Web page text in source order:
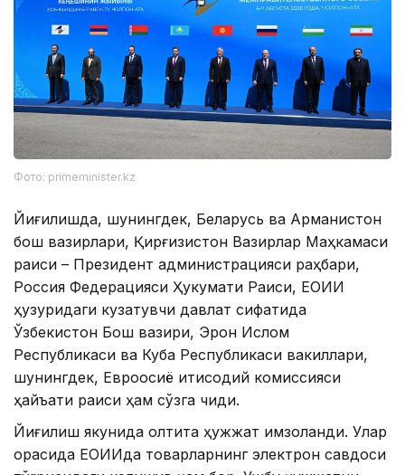
Фото: primeminister.kz
Йиғилишда, шунингдек, Беларусь ва Арманистон
бош вазирлари, Қирғизистон Вазирлар Маҳкамаси
раиси – Президент администрацияси раҳбари,
Россия Федерацияси Ҳукумати Раиси, ЕОИИ
ҳузуридаги кузатувчи давлат сифатида
Ўзбекистон Бош вазири, Эрон Ислом
Республикаси ва Куба Республикаси вакиллари,
шунингдек, Евроосиё иқтисодий комиссияси
ҳайъати раиси ҳам сўзга чиқди.
Йиғилиш якунида олтита ҳужжат имзоланди. Улар
орасида ЕОИИда товарларнинг электрон савдоси